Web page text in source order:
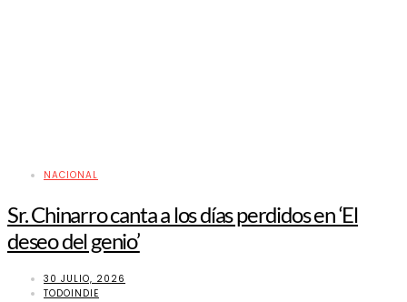
NACIONAL
Sr. Chinarro canta a los días perdidos en ‘El
deseo del genio’
30 JULIO, 2026
TODOINDIE